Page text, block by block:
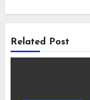
Related Post